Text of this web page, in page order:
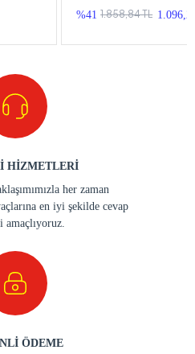
%41 1.858,84 TL
HİZMETLERİ
her zaman
en iyi şekilde cevap
amaçlıyoruz.
ÖDEME